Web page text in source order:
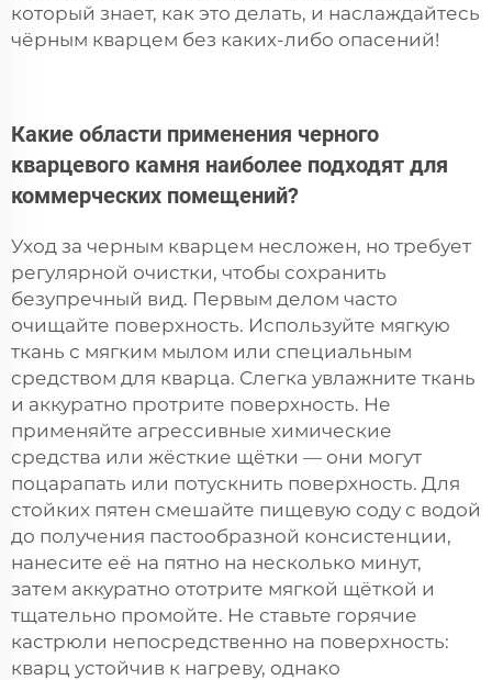
который знает, как это делать, и наслаждайтесь
чёрным кварцем без каких-либо опасений!
Какие области применения черного
кварцевого камня наиболее подходят для
коммерческих помещений?
Уход за черным кварцем несложен, но требует
регулярной очистки, чтобы сохранить
безупречный вид. Первым делом часто
очищайте поверхность. Используйте мягкую
ткань с мягким мылом или специальным
средством для кварца. Слегка увлажните ткань
и аккуратно протрите поверхность. Не
применяйте агрессивные химические
средства или жёсткие щётки — они могут
поцарапать или потускнить поверхность. Для
стойких пятен смешайте пищевую соду с водой
до получения пастообразной консистенции,
нанесите её на пятно на несколько минут,
затем аккуратно ототрите мягкой щёткой и
тщательно промойте. Не ставьте горячие
кастрюли непосредственно на поверхность:
кварц устойчив к нагреву, однако